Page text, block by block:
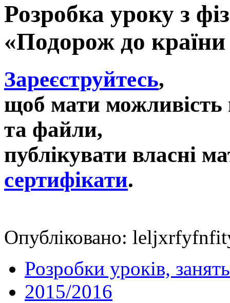
Розробка уроку з
«Подорож до
Зареєструйтесь,
щоб мати можливість
та файли,
публікувати власні
сертифікати.
Опубліковано:
Розробки уроків, занять
2015/2016